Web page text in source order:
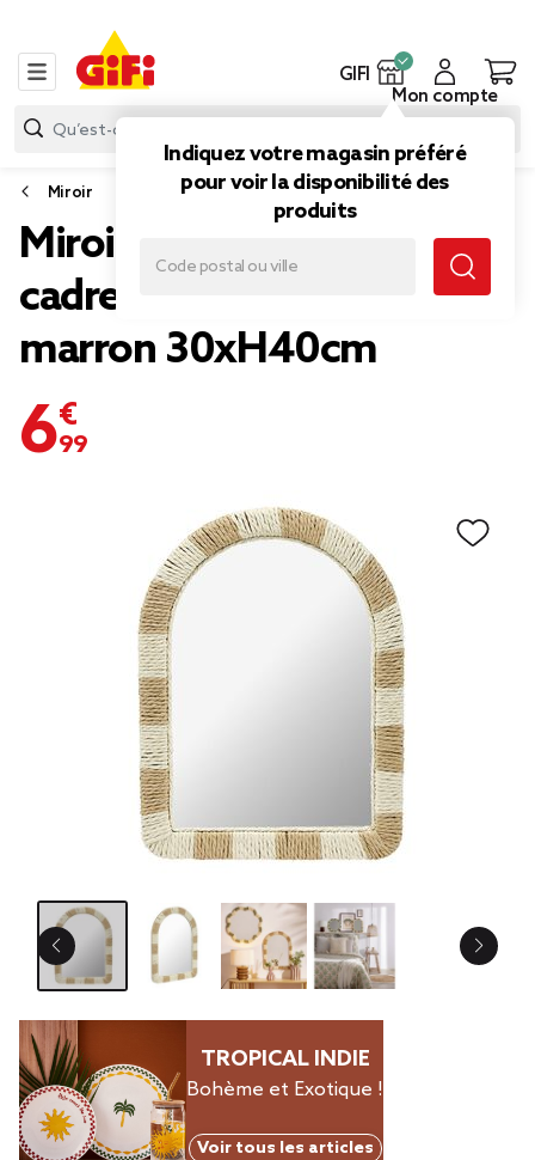
GIFI
Indiquez votre magasin préféré
pour voir la disponibilité des
produits
Mon compte
Miroir
Miroir mural forme arche
cadre tressé beige et
marron 30xH40cm
6,99 €
TROPICAL INDIE
Bohème et Exotique !
Voir tous les articles